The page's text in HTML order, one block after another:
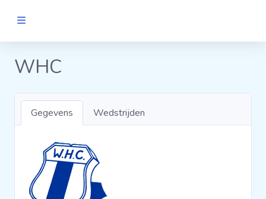
Wedstrijden
Statistieken
Voetbalpiramide
WHC
Gegevens Wedstrijden